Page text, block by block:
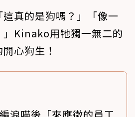
真的是狗嗎？」「像一
」Kinako用牠獨一無二的
心狗生！
浪喵後「來應徵的員工